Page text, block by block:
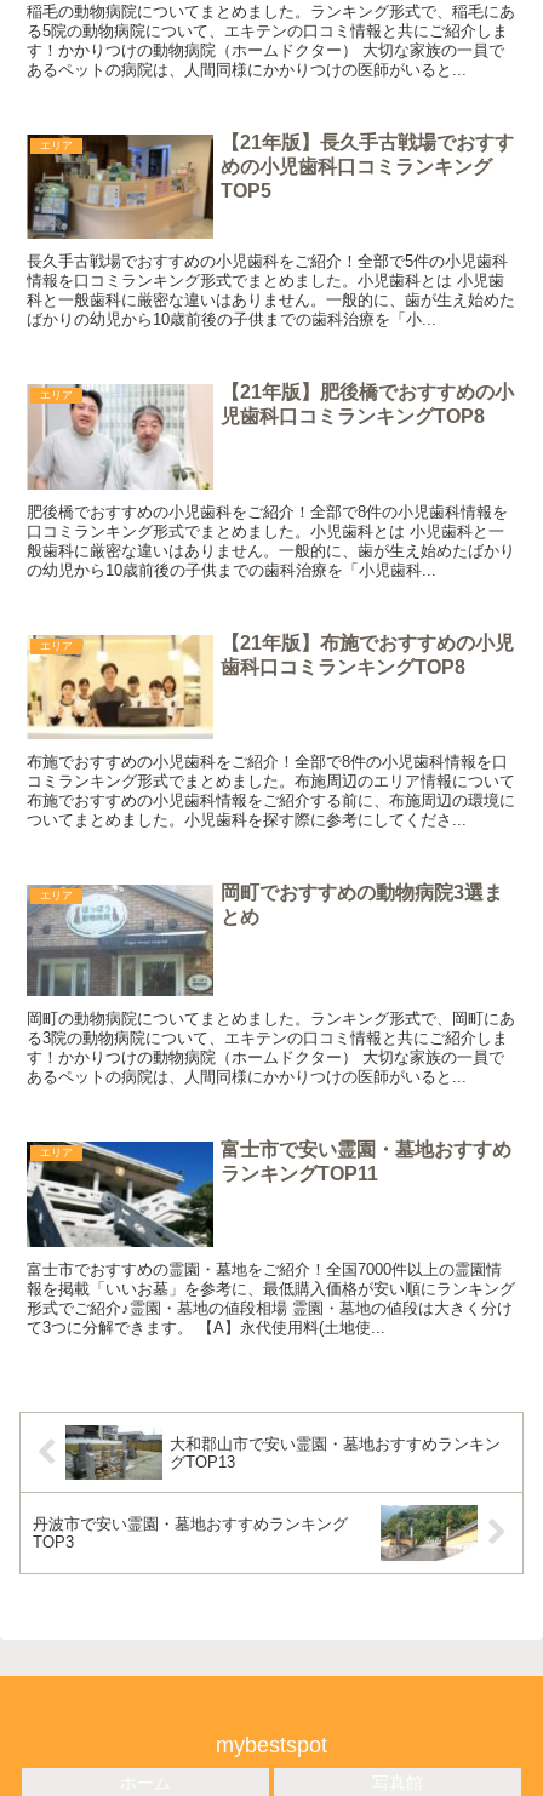
稲毛の動物病院についてまとめました。ランキング形式で、稲毛にあ
る5院の動物病院について、エキテンの口コミ情報と共にご紹介しま
す！かかりつけの動物病院（ホームドクター） 大切な家族の一員で
あるペットの病院は、人間同様にかかりつけの医師がいると...
エリア
【21年版】長久手古戦場でおすす
めの小児歯科口コミランキング
TOP5
長久手古戦場でおすすめの小児歯科をご紹介！全部で5件の小児歯科
情報を口コミランキング形式でまとめました。小児歯科とは 小児歯
科と一般歯科に厳密な違いはありません。一般的に、歯が生え始めた
ばかりの幼児から10歳前後の子供までの歯科治療を「小...
エリア
【21年版】肥後橋でおすすめの小
児歯科口コミランキングTOP8
肥後橋でおすすめの小児歯科をご紹介！全部で8件の小児歯科情報を
口コミランキング形式でまとめました。小児歯科とは 小児歯科と一
般歯科に厳密な違いはありません。一般的に、歯が生え始めたばかり
の幼児から10歳前後の子供までの歯科治療を「小児歯科...
エリア
【21年版】布施でおすすめの小児
歯科口コミランキングTOP8
布施でおすすめの小児歯科をご紹介！全部で8件の小児歯科情報を口
コミランキング形式でまとめました。布施周辺のエリア情報について
布施でおすすめの小児歯科情報をご紹介する前に、布施周辺の環境に
ついてまとめました。小児歯科を探す際に参考にしてくださ...
エリア
岡町でおすすめの動物病院3選ま
とめ
岡町の動物病院についてまとめました。ランキング形式で、岡町にあ
る3院の動物病院について、エキテンの口コミ情報と共にご紹介しま
す！かかりつけの動物病院（ホームドクター） 大切な家族の一員で
あるペットの病院は、人間同様にかかりつけの医師がいると...
エリア
富士市で安い霊園・墓地おすすめ
ランキングTOP11
富士市でおすすめの霊園・墓地をご紹介！全国7000件以上の霊園情
報を掲載「いいお墓」を参考に、最低購入価格が安い順にランキング
形式でご紹介♪霊園・墓地の値段相場 霊園・墓地の値段は大きく分け
て3つに分解できます。 【A】永代使用料(土地使...
大和郡山市で安い霊園・墓地おすすめランキン
グTOP13
丹波市で安い霊園・墓地おすすめランキング
TOP3
mybestspot